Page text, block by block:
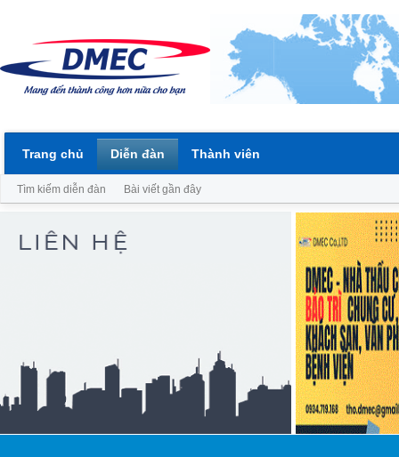
Trang chủ Diễn đàn
Tìm kiếm diễn đàn Bài viết gần đây
Thành viên